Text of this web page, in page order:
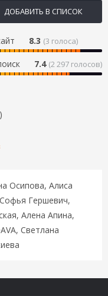
ДОБАВИТЬ В СПИСОК
8.3 (3 голоса)
7.4 (2 297 голосов)
Осипова, Алиса
Гершевич,
Алена Апина,
Светлана